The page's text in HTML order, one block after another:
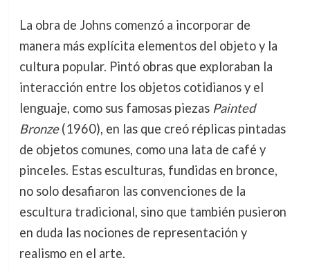
La obra de Johns comenzó a incorporar de
manera más explícita elementos del objeto y la
cultura popular. Pintó obras que exploraban la
interacción entre los objetos cotidianos y el
lenguaje, como sus famosas piezas Painted
Bronze(1960), en las que creó réplicas pintadas
de objetos comunes, como una lata de café y
pinceles. Estas esculturas, fundidas en bronce,
no solo desafiaron las convenciones de la
escultura tradicional, sino que también pusieron
en duda las nociones de representación y
realismo en el arte.